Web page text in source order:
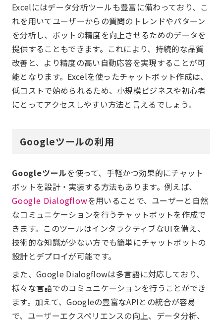
Excelにはデータ分析ツールも豊富に備わっており、こ
れを用いてユーザーからの質問のトレンドやパターン
を分析し、ボットの精度を向上させるためのデータを
提供することもできます。これにより、持続的な品質
改善と、より精度の高い自動応答を実現することが可
能となります。Excelを使ったチャットボット作成は、
低コストで始められるため、小規模ビジネスや初心者
にとってアクセスしやすい方法と言えるでしょう。
Googleツールの利用
Googleツールを使って、手軽かつ効果的にチャット
ボットを設計・実装する方法もあります。例えば、
Google Dialogflowを用いることで、ユーザーと自然
なコミュニケーションを行うチャットボットを作成で
きます。このツールはインタラクティブなUIを備え、
技術的な知識が少ない方でも簡単にチャットボットの
設計とデプロイが可能です。
また、Google Dialogflowは多言語に対応しており、
様々な言語でのコミュニケーションを行うことができ
ます。加えて、Googleの豊富なAPIとの統合が容易
で、ユーザーエクスペリエンスの向上、データ分析、